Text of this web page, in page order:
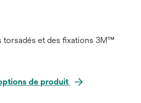
torsadés et des fixations 3M™
de produit